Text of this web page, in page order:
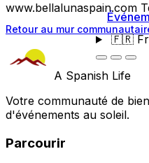
🇫🇷
www.bellalunaspain.com
Retour au mur
A Spanish Life
Votre communauté de
d'événements au soleil.
Parcourir